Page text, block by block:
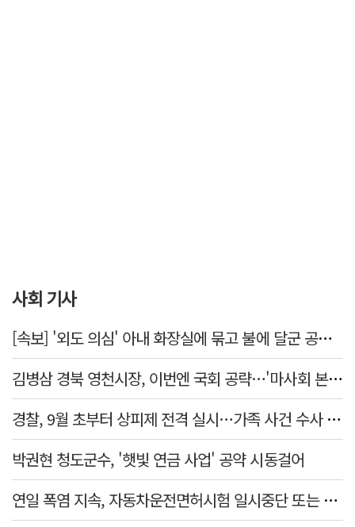
사회 기사
[속보] '외도 의심' 아내 화장실에 묶고 불에 달군 공구로 고문…남편 검거
김병삼 경북 영천시장, 이번엔 국회 공략…'마사회 본사 이전·광역교통망 확충' 요청
경찰, 9월 초부터 상피제 전격 실시…가족 사건 수사 못해
박권현 청도군수, '햇빛 연금 사업' 공약 시동걸어
연일 폭염 지속, 자동차운전면허시험 일시중단 또는 축소 운영